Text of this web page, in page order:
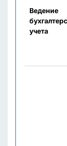
Ведение
учета